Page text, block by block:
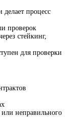
процесс
проверок
стейкинг,
для проверки
неправильного